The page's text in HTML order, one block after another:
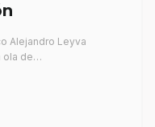
Alejandro Leyva
ola de…